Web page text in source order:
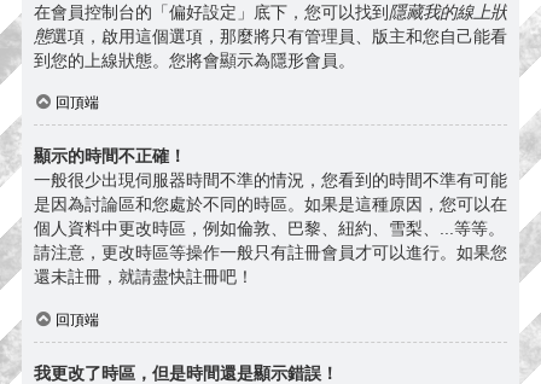
在會員控制台的「偏好設定」底下，您可以找到 隱藏我的線上狀
態選項，啟用這個選項，那麼將只有管理員、版主和您自己能看
到您的上線狀態。您將會顯示為隱形會員。
回頂端
顯示的時間不正確！
一般很少出現伺服器時間不準的情況，您看到的時間不準有可能
是因為討論區和您處於不同的時區。如果是這種原因，您可以在
個人資料中更改時區，例如倫敦、巴黎、紐約、雪梨、...等等。
請注意，更改時區等操作一般只有註冊會員才可以進行。如果您
還未註冊，就請盡快註冊吧！
回頂端
我更改了時區，但是時間還是顯示錯誤！